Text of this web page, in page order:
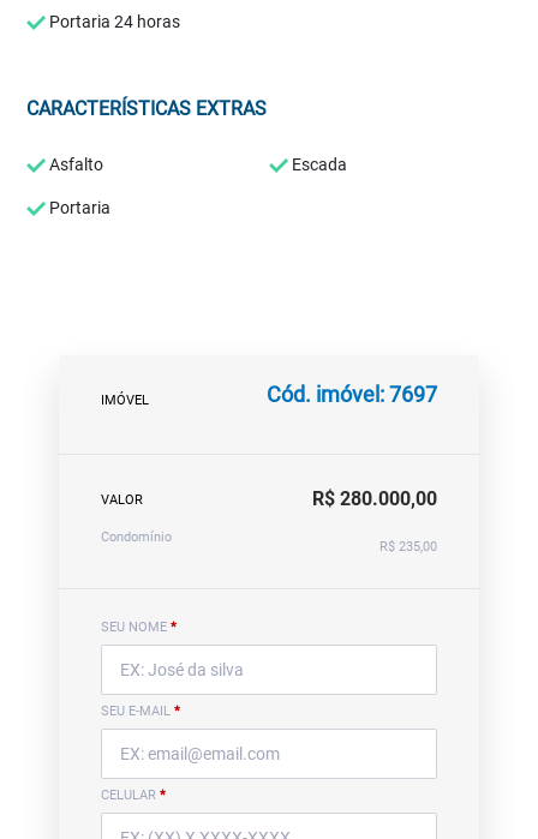
Portaria 24 horas
CARACTERÍSTICAS EXTRAS
Asfalto Escada
Portaria
IMÓVEL Cód. imóvel: 7697
VALOR R$ 280.000,00
Condomínio
R$ 235,00
SEU NOME *
SEU E-MAIL *
CELULAR *